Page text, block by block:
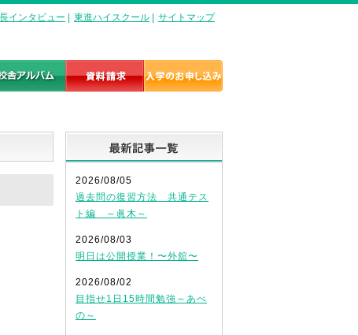
インタビュー 東進ハイスクール サイトマップ
2026/08/05
過去問の復習方法 共通テス
ト編 ～眞木～
2026/08/03
明日は公開授業！〜外舘〜
2026/08/02
目指せ1日15時間勉強～あべ
の～